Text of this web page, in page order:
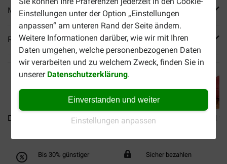
Einstellungen unter der Option „Einstellungen
anpassen“ am unteren Rand der Seite ändern.
Weitere Informationen darüber, wie wir mit Ihren
Daten umgehen, welche personenbezogenen Daten
wir verarbeiten und zu welchem Zweck, finden Sie in
unserer Datenschutzerklärung.
Einverstanden und weiter
Einstellungen anpassen
Mehr Produktinfos
Reviews
Dummy 500 Gramm für Hunde Hundepfeife Snackball
Bis 30% günstiger Sicher bezahlen